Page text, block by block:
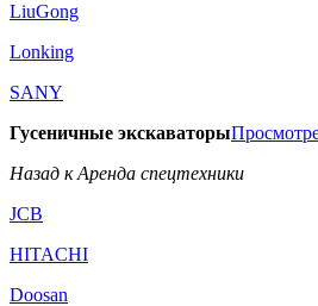
LiuGong
Lonking
SANY
Гусеничные экскаваторы
Назад к Аренда спецтехники
JCB
HITACHI
Doosan